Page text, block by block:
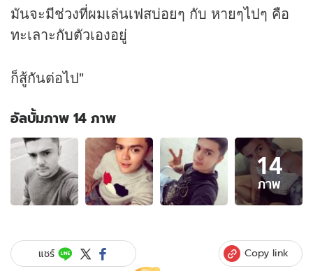
มันจะมีช่วงที่ผมเล่นเฟสบ่อยๆ กับ หายๆไปๆ คือ
ทะเลาะกับตัวเองอยู่
ก็สู้กันต่อไป"
อัลบั้มภาพ 14 ภาพ
อัลบั้ม
ภาพ
ภาพ
ของ
โพสต์
ซึ้ง
14
ภาพ
แชร์ Copy link